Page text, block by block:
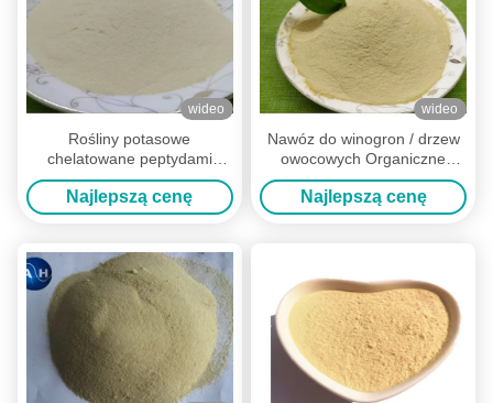
wideo
Rośliny potasowe
chelatowane peptydami
aminokwasowymi Npk
Nawozy kompleksowe
Najlepszą cenę
wideo
Nawóz do winogron / drzew
owocowych Organiczne
aminokwasy chelatowane
minerały
Najlepszą cenę